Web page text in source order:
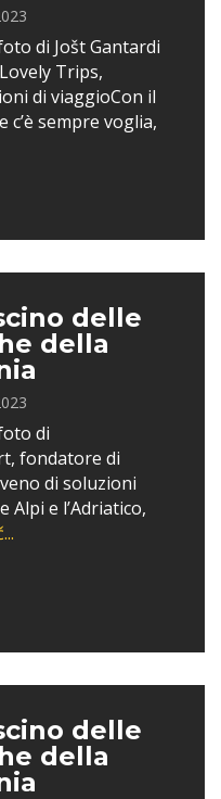
di Jošt Gantardi
Trips,
di viaggioCon il
sempre voglia,
delle
della
di
fondatore di
di soluzioni
e l’Adriatico,
delle
della